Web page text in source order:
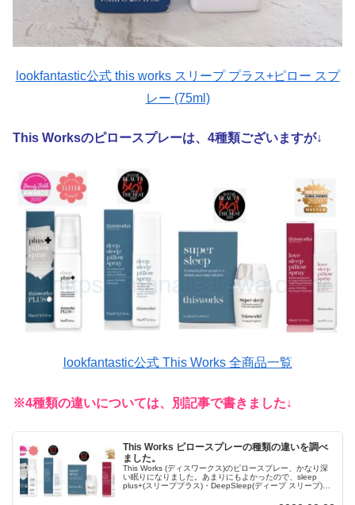
lookfantastic公式 this works スリープ プラス+ピロー スプ
レー (75ml)
This Worksのピロースプレーは、4種類ございますが↓
lookfantastic公式 This Works 全商品一覧
※4種類の違いについては、別記事で書きました↓
This Works ピロースプレーの種類の違いを調べ
ました。
This Works (ディスワークス)のピロースプレー、かなり深
い眠りになりました。あまりにもよかったので、sleep
plus+(スリーププラス)・DeepSleep(ディープ スリープ)・